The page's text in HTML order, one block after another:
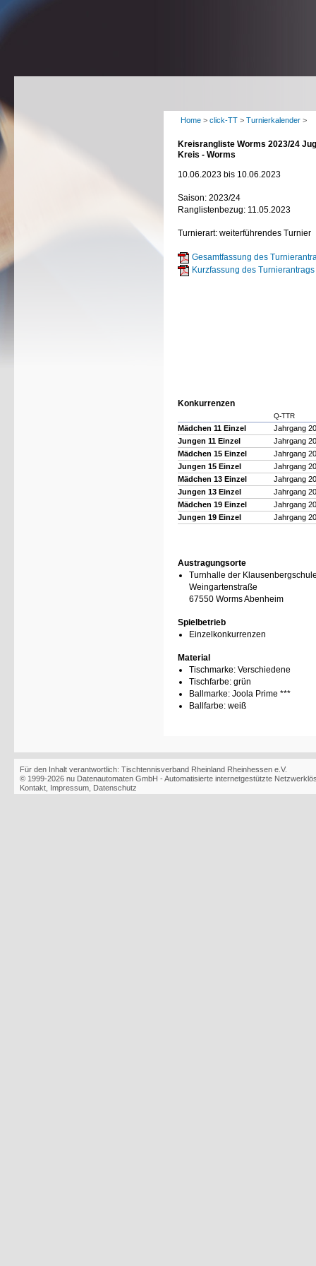
Home > click-TT > Turnierkalender >
Kreisrangliste Worms 2023/24
Kreis - Worms
10.06.2023 bis 10.06.2023
Saison: 2023/24
Ranglistenbezug: 11.05.2023
Turnierart: weiterführendes Turnier
Gesamtfassung des
Kurzfassung des
Konkurrenzen
Q-TTR
Mädchen 11 Einzel
Jahrgang
Jungen 11 Einzel
Jahrgang
Mädchen 15 Einzel
Jahrgang
Jungen 15 Einzel
Jahrgang
Mädchen 13 Einzel
Jahrgang
Jungen 13 Einzel
Jahrgang
Mädchen 19 Einzel
Jahrgang
Jungen 19 Einzel
Jahrgang
Austragungsorte
Turnhalle der
Weingartenstraße
67550 Worms Abenheim
Spielbetrieb
Einzelkonkurrenzen
Material
Tischmarke: Verschiedene
Tischfarbe: grün
Ballmarke: Joola Prime ***
Ballfarbe: weiß
Für den Inhalt verantwortlich: Tischtennisverband Rheinland Rheinhessen e.V.
© 1999-2026 nu Datenautomaten GmbH - Automatisierte internetgestützte
Kontakt Impressum Datenschutz